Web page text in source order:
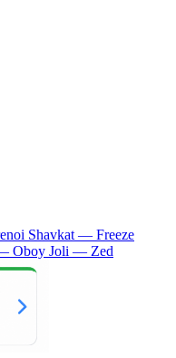
Shavkat — Freeze
Oboy Joli — Zed